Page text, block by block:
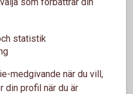
- följ stegen:
statistik
medgivande när du vill,
din profil när du är